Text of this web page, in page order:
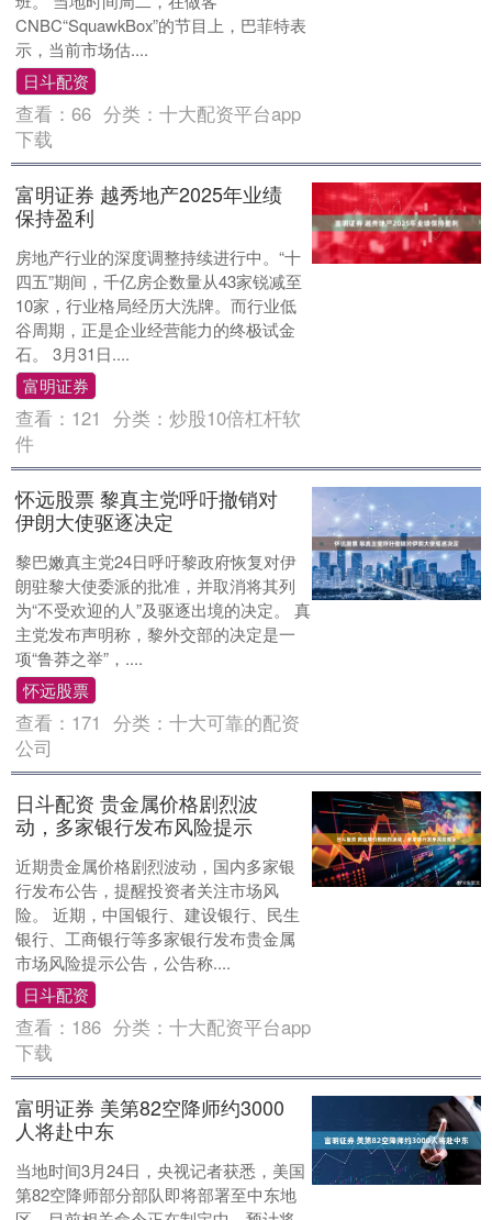
CNBC“SquawkBox”的节目上，巴菲特表
示，当前市场估....
日斗配资
查看：66 分类：十大配资平台app
下载
富明证券 越秀地产2025年业绩
保持盈利
房地产行业的深度调整持续进行中。“十
四五”期间，千亿房企数量从43家锐减至
10家，行业格局经历大洗牌。而行业低
谷周期，正是企业经营能力的终极试金
石。 3月31日....
富明证券
查看： 121 分类：炒股10倍杠杆软
件
怀远股票 黎真主党呼吁撤销对
伊朗大使驱逐决定
黎巴嫩真主党24日呼吁黎政府恢复对伊
朗驻黎大使委派的批准，并取消将其列
为“不受欢迎的人”及驱逐出境的决定。 真
主党发布声明称，黎外交部的决定是一
项“鲁莽之举”，....
怀远股票
查看： 171 分类：十大可靠的配资
公司
日斗配资 贵金属价格剧烈波
动，多家银行发布风险提示
近期贵金属价格剧烈波动，国内多家银
行发布公告，提醒投资者关注市场风
险。 近期，中国银行、建设银行、民生
银行、工商银行等多家银行发布贵金属
市场风险提示公告，公告称....
日斗配资
查看： 186 分类：十大配资平台app
下载
富明证券 美第82空降师约3000
人将赴中东
当地时间3月24日，央视记者获悉，美国
第82空降师部分部队即将部署至中东地